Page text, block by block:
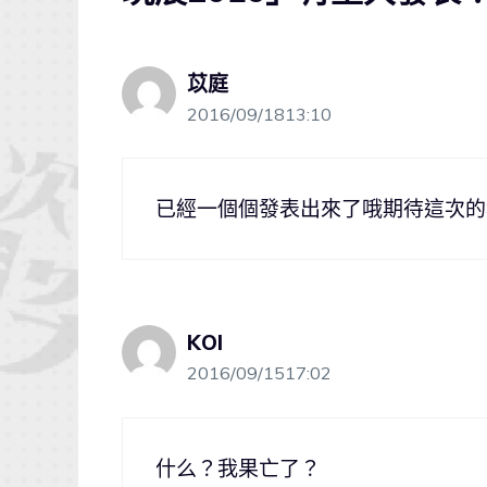
苡庭
2016/09/1813:10
已經一個個發表出來了哦期待這次
KOI
2016/09/1517:02
什么？我果亡了？